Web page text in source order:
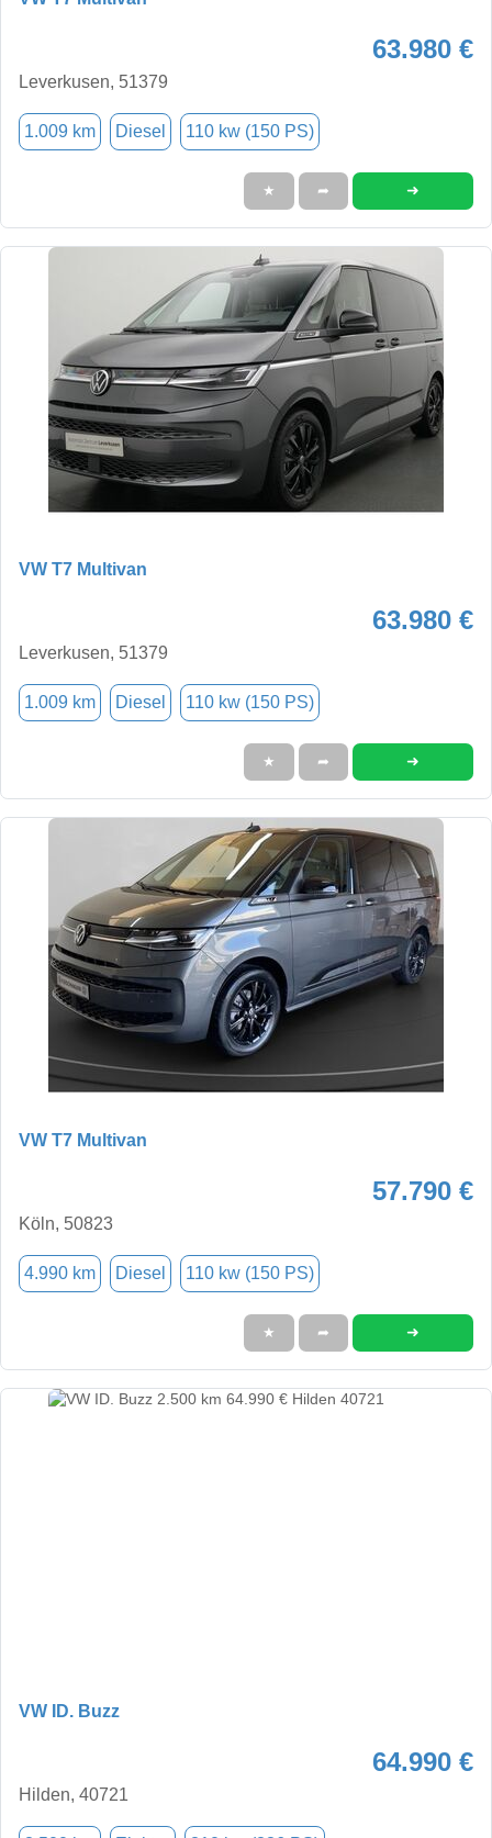
63.980 €
Leverkusen, 51379
1.009 km Diesel 110 kw (150 PS)
★ ➦ ➜
VW T7 Multivan
63.980 €
Leverkusen, 51379
1.009 km Diesel 110 kw (150 PS)
★ ➦ ➜
VW T7 Multivan
57.790 €
Köln, 50823
4.990 km Diesel 110 kw (150 PS)
★ ➦ ➜
VW ID. Buzz
64.990 €
Hilden, 40721